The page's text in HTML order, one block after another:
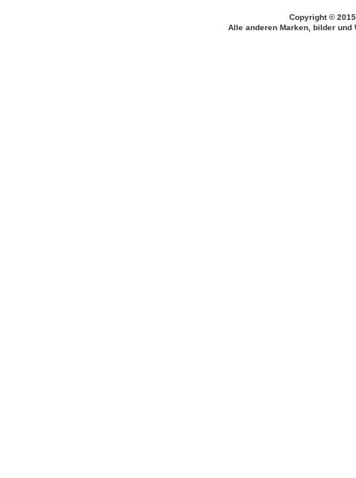
Copyright ©
Alle anderen Marken, bilder und